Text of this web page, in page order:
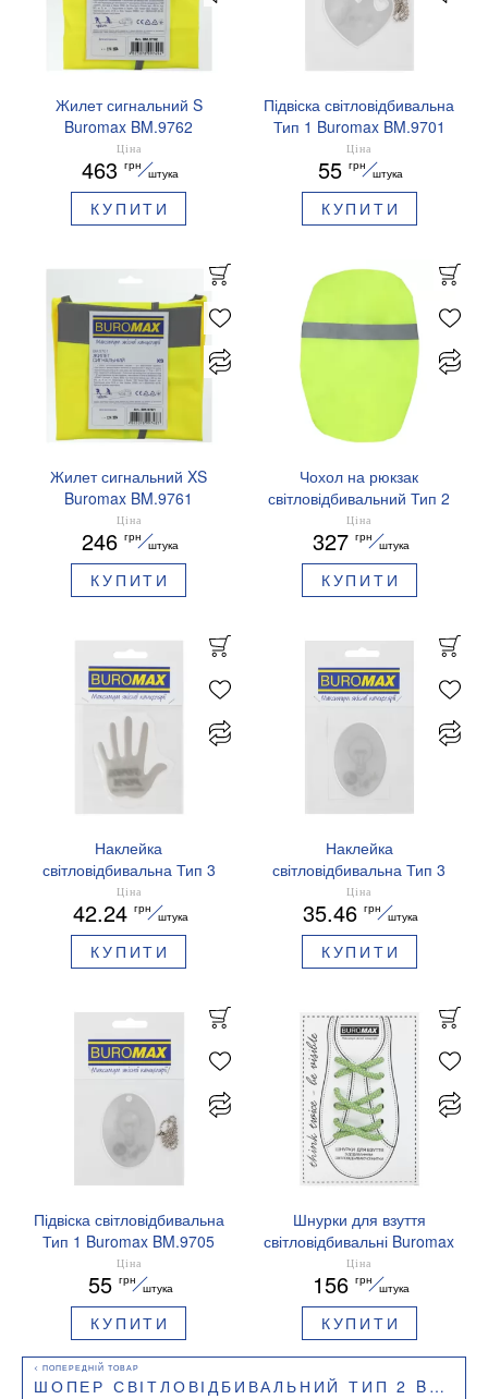
Жилет сигнальний S
Buromax BM.9762
Ціна
463 грн
штука
КУПИТИ
Підвіска світловідбивальна
Тип 1 Buromax BM.9701
Серце
Ціна
55 грн
штука
КУПИТИ
Жилет сигнальний XS
Buromax BM.9761
Ціна
246 грн
штука
КУПИТИ
Чохол на рюкзак
світловідбивальний Тип 2
Buromax BM.9780
Ціна
327 грн
штука
КУПИТИ
Наклейка
світловідбивальна Тип 3
Buromax BM.9723 Доброго
вечора ми з України
Ціна
42.24 грн
штука
КУПИТИ
Наклейка
світловідбивальна Тип 3
Buromax BM.9720 Овал
Ціна
35.46 грн
штука
КУПИТИ
Підвіска світловідбивальна
Тип 1 Buromax BM.9705
Овал
Ціна
55 грн
штука
КУПИТИ
Шнурки для взуття
світловідбивальні Buromax
BM.9790-04 зелені
Ціна
156 грн
штука
КУПИТИ
ШОПЕР СВІТЛОВІДБИВАЛЬНИЙ ТИП 2 BUROMAX BM.9770